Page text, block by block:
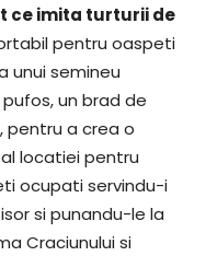
ce imita turturii de
pentru oaspeti
unui semineu
un brad de
pentru a crea o
locatiei pentru
ocupati servindu-i
si punandu-le la
Craciunului si